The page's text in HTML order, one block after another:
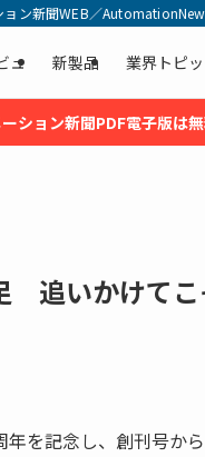
ン新聞WEB／
ュ 新製品 業界トピ
ション新聞PDF電子版は
追いかけてこ
を記念し、創刊号か